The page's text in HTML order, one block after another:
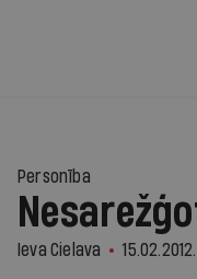
Personība
Ieva Cielava 15.02.2012.